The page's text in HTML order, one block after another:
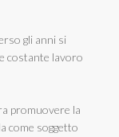
gli anni si
costante lavoro
promuovere la
come soggetto